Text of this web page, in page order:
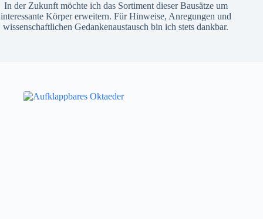
In der Zukunft möchte ich das Sortiment dieser Bausätze um
interessante Körper erweitern. Für Hinweise, Anregungen und
wissenschaftlichen Gedankenaustausch bin ich stets dankbar.